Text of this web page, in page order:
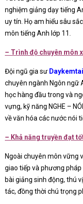
nghiệm giảng dạy tiếng
uy tín. Họ am hiểu sâu
môn tiếng Anh lớp 11.
– Trình độ chuyên môn
Đội ngũ gia sư
chuyên ngành Ngôn ngữ
học hàng đầu trong và
vựng, kỹ năng NGHE –
về văn hóa các nước nói
– Khả năng truyền đạt
Ngoài chuyên môn vững
giao tiếp và phương
bài giảng sinh động, thú
tác, đồng thời chú trọng